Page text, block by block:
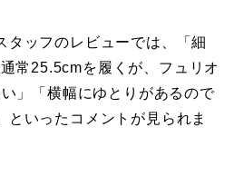
タッフのレビューでは、「細
常25.5cmを履くが、フュリオ
」「横幅にゆとりがあるので
といったコメントが見られま